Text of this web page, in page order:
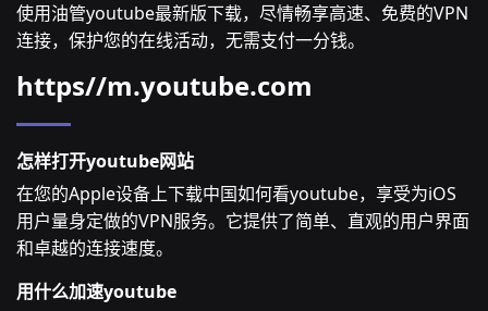
使用油管youtube最新版下载，尽情畅享高速、免费的VPN
连接，保护您的在线活动，无需支付一分钱。
https//m.youtube.com
怎样打开youtube网站
在您的Apple设备上下载中国如何看youtube，享受为iOS
用户量身定做的VPN服务。它提供了简单、直观的用户界面
和卓越的连接速度。
用什么加速youtube